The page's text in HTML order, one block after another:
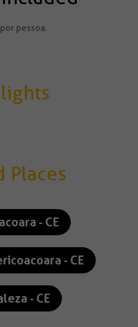
pessoa.
Places
- CE
- CE
- CE